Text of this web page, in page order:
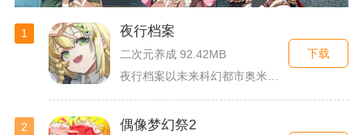
1 夜行档案
二次元养成 92.42MB
夜行档案以未来科幻都市奥米勒斯为舞台，玩家任职特勤部调查员，...
下载
2 偶像梦幻祭2